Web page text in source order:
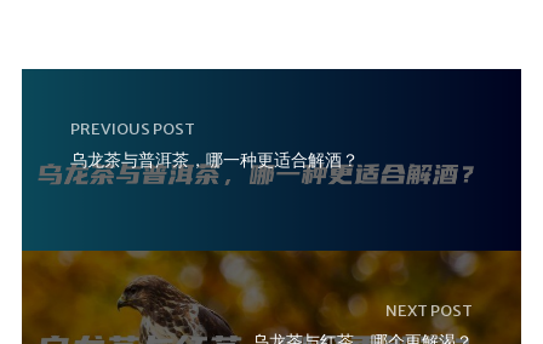
PREVIOUS POST
乌龙茶与普洱茶，哪一种更适合解酒？
NEXT POST